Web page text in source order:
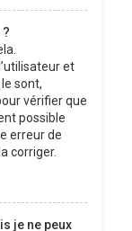
et
sont,
vérifier que
possible
erreur de
corriger.
je ne peux